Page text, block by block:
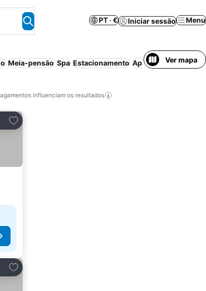
PT · € Iniciar sessão Menu
Meia-pensão Spa Estacionamento Aparthotel Piscina
Ver mapa
influenciam os resultados
Adicionar aos favoritos
Adicionar aos favoritos